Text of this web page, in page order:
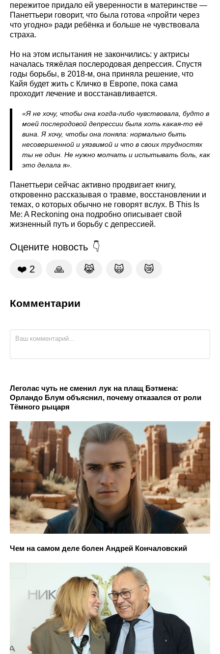
пережитое придало ей уверенности в материнстве —
Панеттьери говорит, что была готова «пройти через
что угодно» ради ребёнка и больше не чувствовала
страха.
Но на этом испытания не закончились: у актрисы
началась тяжёлая послеродовая депрессия. Спустя
годы борьбы, в 2018‑м, она приняла решение, что
Кайя будет жить с Кличко в Европе, пока сама
проходит лечение и восстанавливается.
«Я не хочу, чтобы она когда‑либо чувствовала, будто в
моей послеродовой депрессии была хоть какая‑то её
вина. Я хочу, чтобы она поняла: нормально быть
несовершенной и уязвимой и что в своих трудностях
ты не один. Не нужно молчать и испытывать боль, как
это делала я».
Панеттьери сейчас активно продвигает книгу,
откровенно рассказывая о травме, восстановлении и
темах, о которых обычно не говорят вслух. В This Is
Me: A Reckoning она подробно описывает свой
жизненный путь и борьбу с депрессией.
Оцените новость
❤️ 2 🙏 😹 🙀 😿
Комментарии
Леголас чуть не сменил лук на плащ Бэтмена:
Орландо Блум объяснил, почему отказался от роли
Тёмного рыцаря
Чем на самом деле болен Андрей Кончаловский